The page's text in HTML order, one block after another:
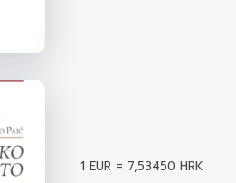
1 EUR = 7,53450 HRK